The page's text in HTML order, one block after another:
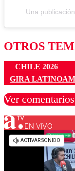
Una
OTROS
CHILE 2026
GIRA
Ver comentarios
Los
EN VIVO